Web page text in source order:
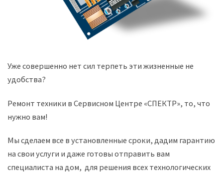
Уже совершенно нет сил терпеть эти жизненные не
удобства?
Ремонт техники в Сервисном Центре «СПЕКТР», то, что
нужно вам!
Мы сделаем все в установленные сроки, дадим гарантию
на свои услуги и даже готовы отправить вам
специалиста на дом, для решения всех технологических